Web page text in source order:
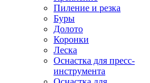
Пиление и резка
Буры
Долото
Коронки
Леска
Оснастка для пресс-
инструмента